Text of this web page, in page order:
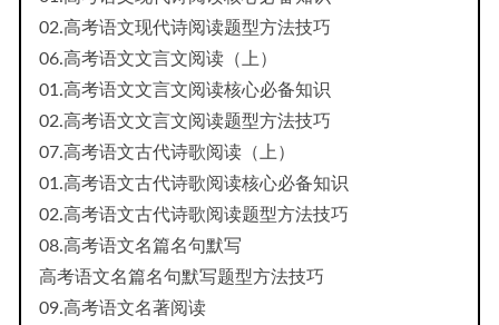
02.高考语文现代诗阅读题型方法技巧
06.高考语文文言文阅读（上）
01.高考语文文言文阅读核心必备知识
02.高考语文文言文阅读题型方法技巧
07.高考语文古代诗歌阅读（上）
01.高考语文古代诗歌阅读核心必备知识
02.高考语文古代诗歌阅读题型方法技巧
08.高考语文名篇名句默写
高考语文名篇名句默写题型方法技巧
09.高考语文名著阅读